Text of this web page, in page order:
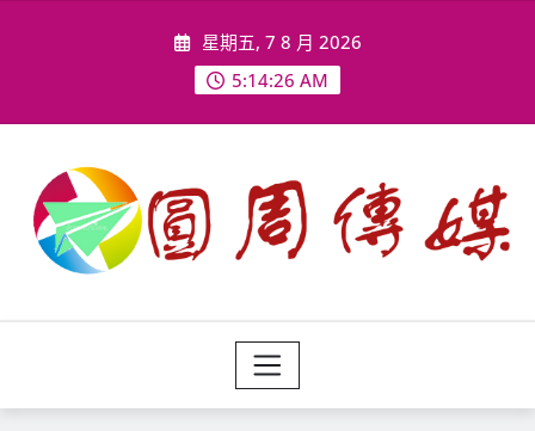
星期五, 7 8 月 2026
5:14:29 AM